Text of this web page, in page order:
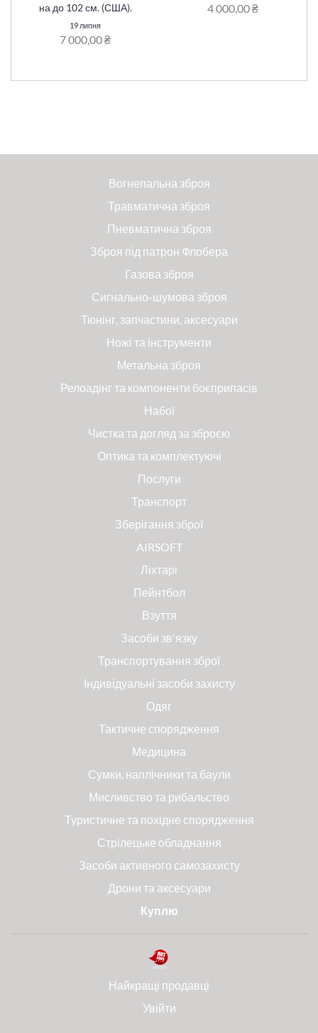
на до 102 см. (США).
19 липня
7 000,00 ₴
4 000,00 ₴
Вогнепальна зброя
Травматична зброя
Пневматична зброя
Зброя під патрон Флобера
Газова зброя
Сигнально-шумова зброя
Тюнінг, запчастини, аксесуари
Ножі та інструменти
Метальна зброя
Релоадінг та компоненти боєприпасів
Набої
Чистка та догляд за зброєю
Оптика та комплектуючі
Послуги
Транспорт
Зберігання зброї
AIRSOFT
Ліхтарі
Пейнтбол
Взуття
Засоби зв'язку
Транспортування зброї
Індивідуальні засоби захисту
Одяг
Тактичне спорядження
Медицина
Сумки, наплічники та баули
Мисливство та рибальство
Туристичне та похідне спорядження
Стрілецьке обладнання
Засоби активного самозахисту
Дрони та аксесуари
Куплю
Найкращі продавці
Увійти